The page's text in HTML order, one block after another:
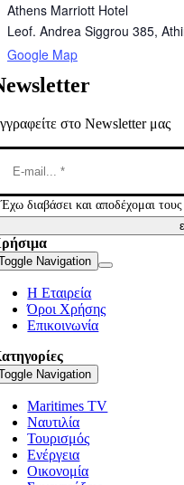
Athens Marriott Hotel
Leof. Andrea Siggrou 385,
Google Map
στο Newsletter μας
Έχω διαβάσει και αποδέχομαι
Navigation
Η Εταιρεία
Όροι Χρήσης
Επικοινωνία
Navigation
Maritimes TV
Ναυτιλία
Τουρισμός
Ενέργεια
Οικονομία